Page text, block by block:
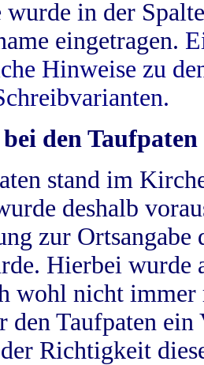
in der
eingetragen.
Hinweise zu
den Taufpaten
stand im
deshalb
zur
Hierbei wurde
wohl nicht
den Taufpaten
Richtigkeit